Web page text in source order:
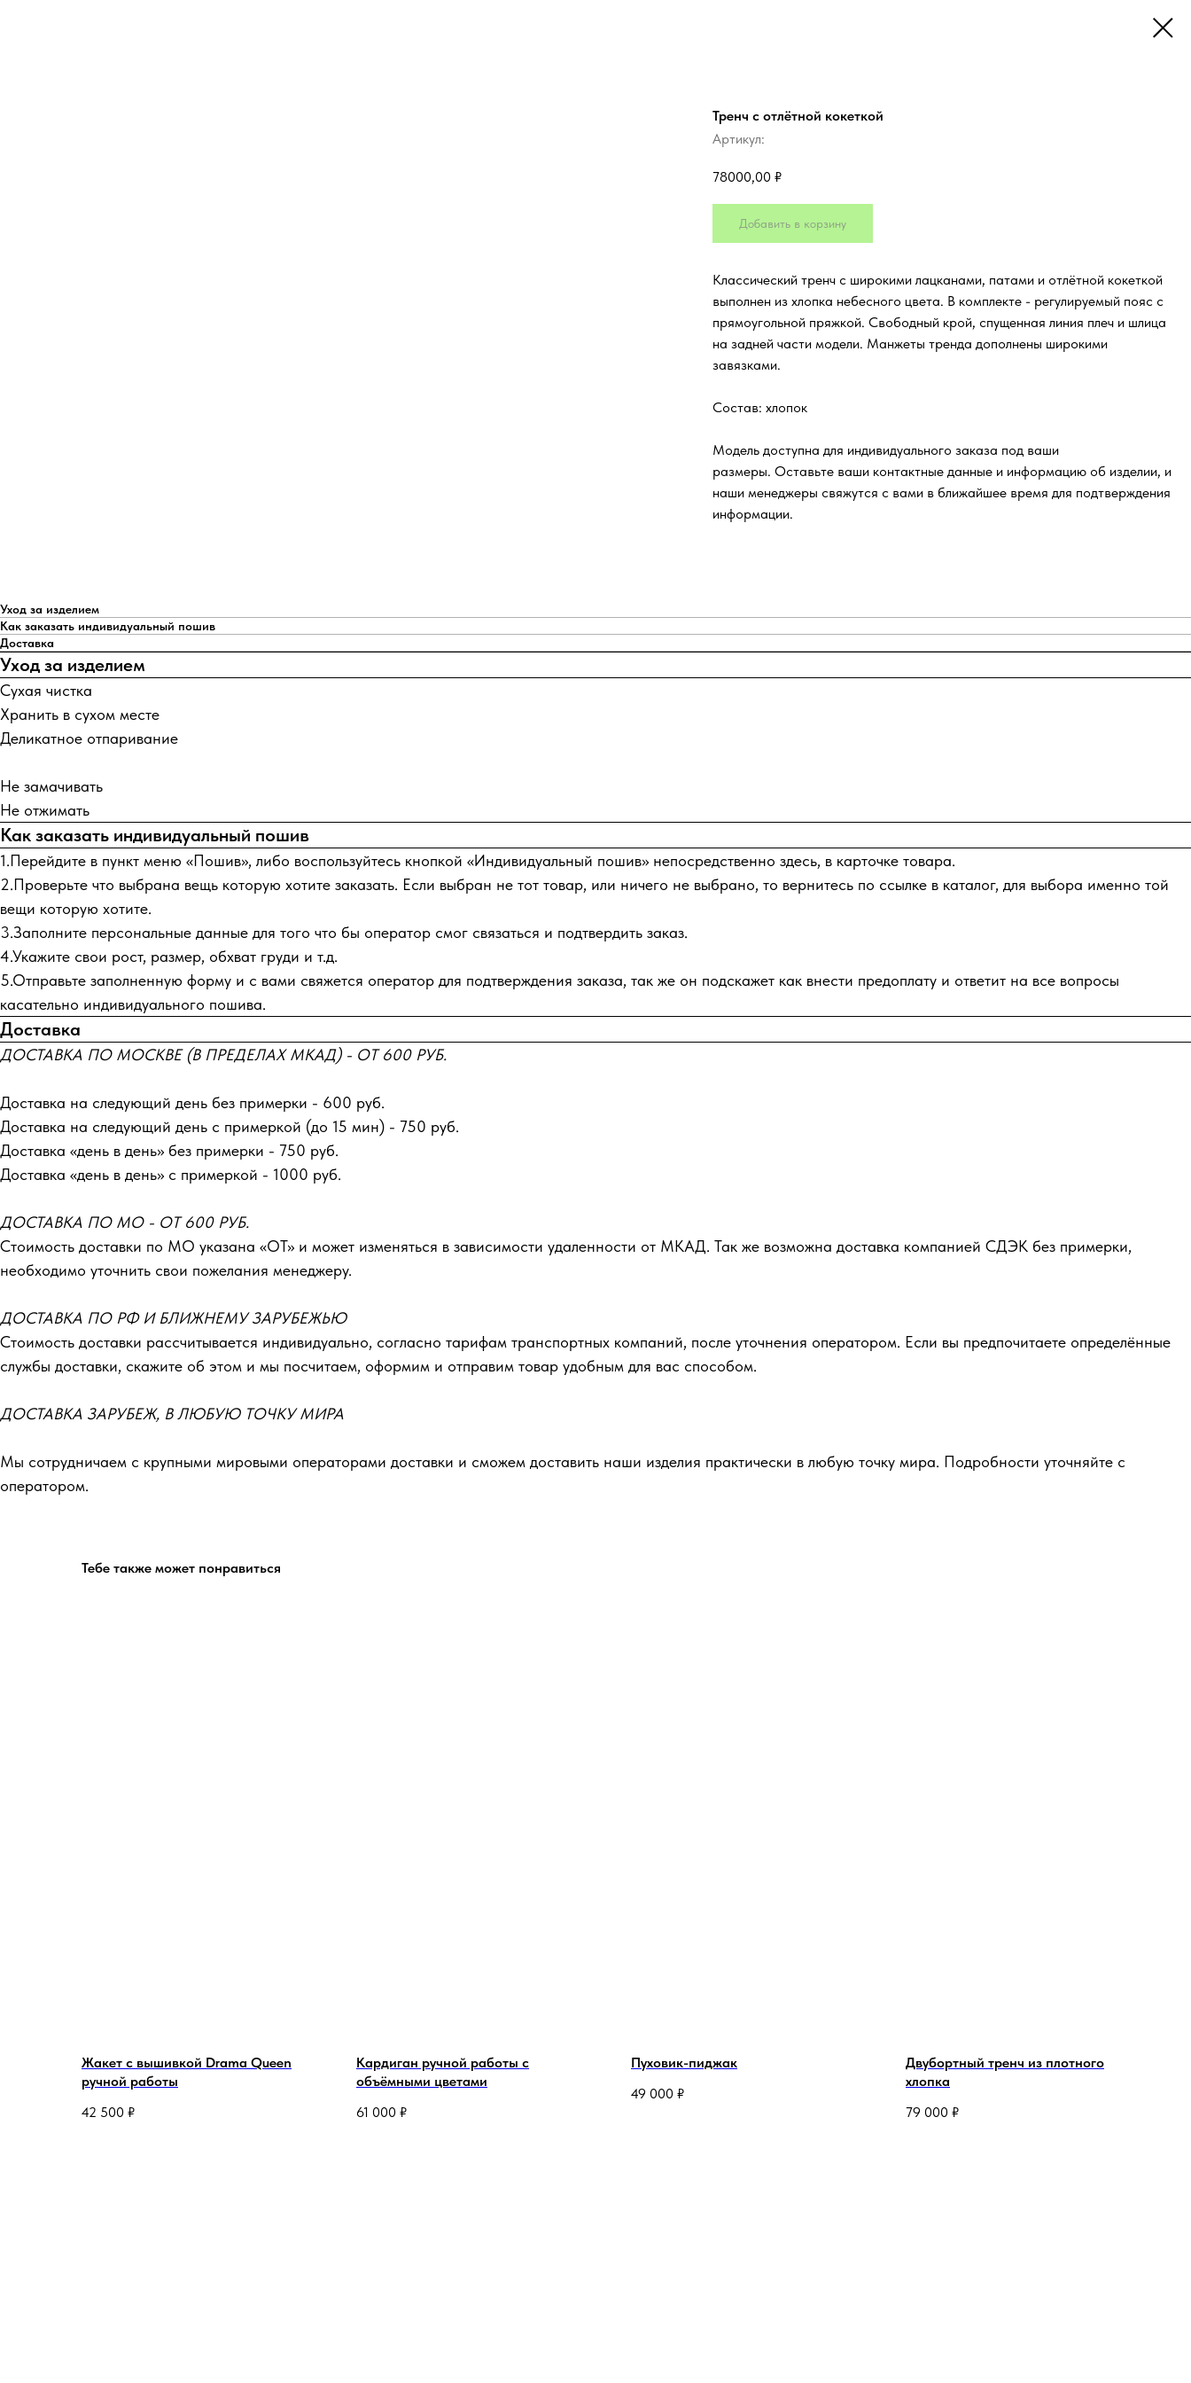
Тренч с отлётной кокеткой
Артикул:
78000,00 ₽
Добавить в корзину
Классический тренч с широкими лацканами, патами и отлётной кокеткой
выполнен из хлопка небесного цвета. В комплекте - регулируемый пояс с
прямоугольной пряжкой. Свободный крой, спущенная линия плеч и шлица
на задней части модели. Манжеты тренда дополнены широкими
завязками.
Состав: хлопок
Модель доступна для индивидуального заказа под ваши
размеры. Оставьте ваши контактные данные и информацию об изделии, и
наши менеджеры свяжутся с вами в ближайшее время для подтверждения
информации.
Уход за изделием
Как заказать индивидуальный пошив
Доставка
Уход за изделием
Сухая чистка
Хранить в сухом месте
Деликатное отпаривание
Не замачивать
Не отжимать
Как заказать индивидуальный пошив
1.Перейдите в пункт меню «Пошив», либо воспользуйтесь кнопкой «Индивидуальный пошив» непосредственно здесь, в карточке товара.
2.Проверьте что выбрана вещь которую хотите заказать. Если выбран не тот товар, или ничего не выбрано, то вернитесь по ссылке в каталог, для выбора именно той
вещи которую хотите.
3.Заполните персональные данные для того что бы оператор смог связаться и подтвердить заказ.
4.Укажите свои рост, размер, обхват груди и т.д.
5.Отправьте заполненную форму и с вами свяжется оператор для подтверждения заказа, так же он подскажет как внести предоплату и ответит на все вопросы
касательно индивидуального пошива.
Доставка
ДОСТАВКА ПО МОСКВЕ (В ПРЕДЕЛАХ МКАД) - ОТ 600 РУБ.
Доставка на следующий день без примерки - 600 руб.
Доставка на следующий день с примеркой (до 15 мин) - 750 руб.
Доставка «день в день» без примерки - 750 руб.
Доставка «день в день» с примеркой - 1000 руб.
ДОСТАВКА ПО МО - ОТ 600 РУБ.
Стоимость доставки по МО указана «ОТ»‎ и может изменяться в зависимости удаленности от МКАД. Так же возможна доставка компанией СДЭК без примерки,
необходимо уточнить свои пожелания менеджеру.
ДОСТАВКА ПО РФ И БЛИЖНЕМУ ЗАРУБЕЖЬЮ
Стоимость доставки рассчитывается индивидуально, согласно тарифам транспортных компаний, после уточнения оператором. Если вы предпочитаете определённые
службы доставки, скажите об этом и мы посчитаем, оформим и отправим товар удобным для вас способом.
ДОСТАВКА ЗАРУБЕЖ, В ЛЮБУЮ ТОЧКУ МИРА
Мы сотрудничаем с крупными мировыми операторами доставки и сможем доставить наши изделия практически в любую точку мира. Подробности уточняйте с
оператором.
Тебе также может понравиться
Жакет с вышивкой Drama Queen
ручной работы
42 500 ₽
Кардиган ручной работы с
объёмными цветами
61 000 ₽
Пуховик-пиджак
49 000 ₽
Двубортный тренч из плотного
хлопка
79 000 ₽